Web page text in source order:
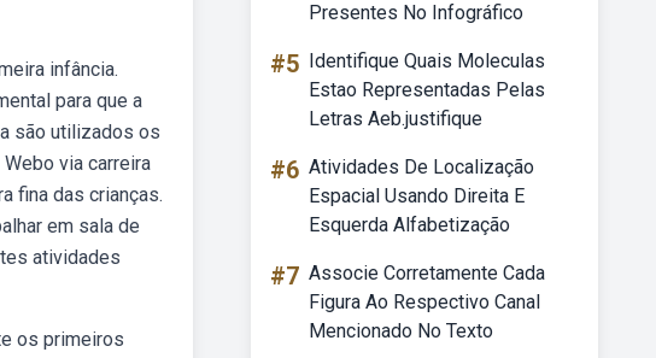
infância.
para que a
são utilizados os
via carreira
fina das crianças.
em sala de
atividades
os primeiros
Presentes No Infográfico
#5 Identifique Quais Moleculas
Estao Representadas Pelas
Letras Aeb.justifique
#6 Atividades De Localização
Espacial Usando Direita E
Esquerda Alfabetização
#7 Associe Corretamente Cada
Figura Ao Respectivo Canal
Mencionado No Texto